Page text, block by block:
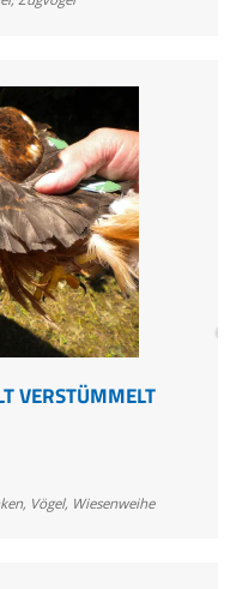
©
VERSTÜMMELT
, Vögel, Wiesenweihe